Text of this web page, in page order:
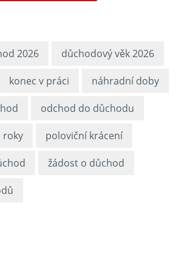
2026 důchodový věk 2026
konec v práci náhradní doby
odchod do důchodu
roky poloviční krácení
žádost o důchod